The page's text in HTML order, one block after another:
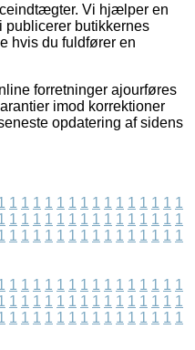
Vi hjælper en
publicerer butikkernes
hvis du fuldfører en
forretninger ajourføres
imod korrektioner
opdatering af sidens
1 1 1 1 1 1 1 1 1 1 1 1 1 1 1
1 1 1 1 1 1 1 1 1 1 1 1 1 1 1
1 1 1 1 1 1 1 1 1 1 1 1 1 1 1
1 1 1 1 1 1 1 1 1 1 1 1 1 1 1
1 1 1 1 1 1 1 1 1 1 1 1 1 1 1
1 1 1 1 1 1 1 1 1 1 1 1 1 1 1